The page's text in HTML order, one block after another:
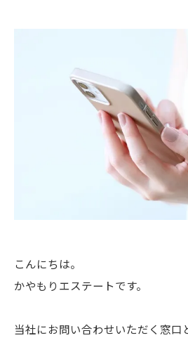
こんにちは。
かやもりエステートです。
当社にお問い合わせいただく窓口